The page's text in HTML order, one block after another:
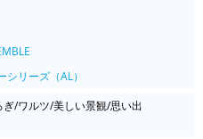
シリーズ（AL）
/ワルツ/美しい景観/思い出